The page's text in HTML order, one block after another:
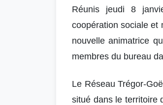
Réunis jeudi 8
coopération sociale et
nouvelle animatrice
membres du bureau
Le Réseau
situé dans le territoire